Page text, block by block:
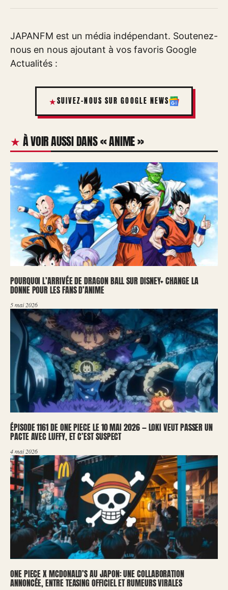
JAPANFM est un média indépendant. Soutenez-
nous en nous ajoutant à vos favoris Google
Actualités :
SUIVEZ-NOUS SUR GOOGLE NEWS
À VOIR AUSSI DANS « ANIME »
POURQUOI L’ARRIVÉE DE DRAGON BALL SUR DISNEY+ CHANGE LA
DONNE POUR LES FANS D’ANIME
5 mai 2026
ÉPISODE 1161 DE ONE PIECE LE 10 MAI 2026 — LOKI VEUT PASSER UN
PACTE AVEC LUFFY, ET C’EST SUSPECT
4 mai 2026
ONE PIECE X MCDONALD’S AU JAPON: UNE COLLABORATION
ANNONCÉE, ENTRE TEASING OFFICIEL ET RUMEURS VIRALES